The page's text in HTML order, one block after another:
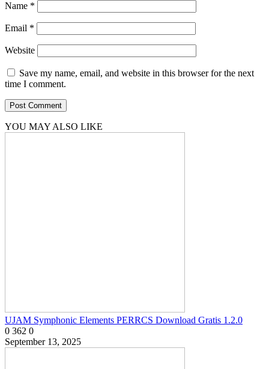
Name *
Email *
Website
Save my name, email, and website in this browser for the next
time I comment.
YOU MAY ALSO LIKE
UJAM Symphonic Elements PERRCS Download Gratis 1.2.0
0 362 0
September 13, 2025